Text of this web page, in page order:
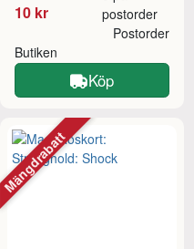
10 kr
postorder
Butiken
Postorder
Köp
Mängdrabatt